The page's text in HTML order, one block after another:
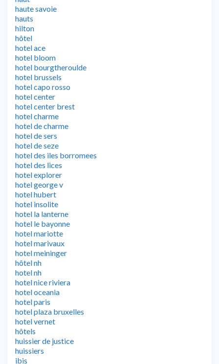
haute savoie
hauts
hilton
hôtel
hotel ace
hotel bloom
hotel bourgtheroulde
hotel brussels
hotel capo rosso
hotel center
hotel center brest
hotel charme
hotel de charme
hotel de sers
hotel de seze
hotel des iles borromees
hotel des lices
hotel explorer
hotel george v
hotel hubert
hotel insolite
hotel la lanterne
hotel le bayonne
hotel mariotte
hotel marivaux
hotel meininger
hôtel nh
hotel nh
hotel nice riviera
hotel oceania
hotel paris
hotel plaza bruxelles
hotel vernet
hôtels
huissier de justice
huissiers
ibis